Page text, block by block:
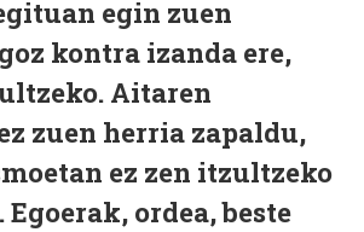
egin zuen
kontra izanda ere,
Aitaren
zuen herria zapaldu,
ez zen itzultzeko
ordea, beste